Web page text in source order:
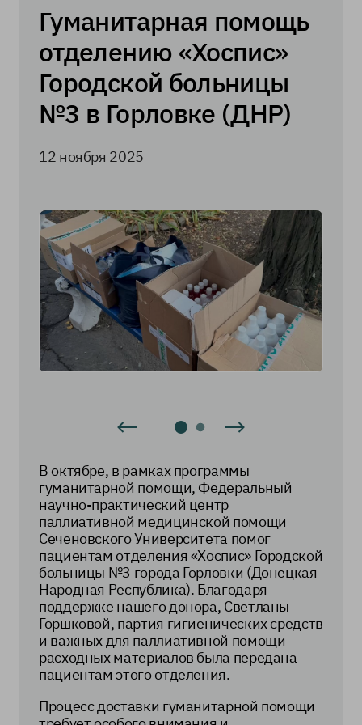
Гуманитарная помощь
отделению «Хоспис»
Городской больницы
№3 в Горловке (ДНР)
12 ноября 2025
В октябре, в рамках программы
гуманитарной помощи, Федеральный
научно-практический центр
паллиативной медицинской помощи
Сеченовского Университета помог
пациентам отделения «Хоспис» Городской
больницы №3 города Горловки (Донецкая
Народная Республика). Благодаря
поддержке нашего донора, Светланы
Горшковой, партия гигиенических средств
и важных для паллиативной помощи
расходных материалов была передана
пациентам этого отделения.
Процесс доставки гуманитарной помощи